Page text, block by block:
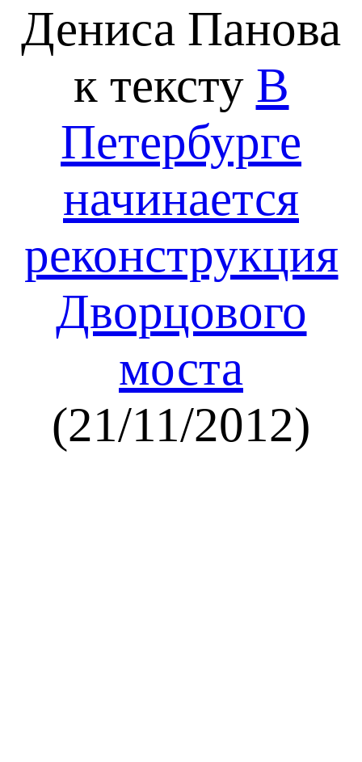
Дениса Панова
к тексту В
Петербурге
начинается
реконструкция
Дворцового
моста
(21/11/2012)